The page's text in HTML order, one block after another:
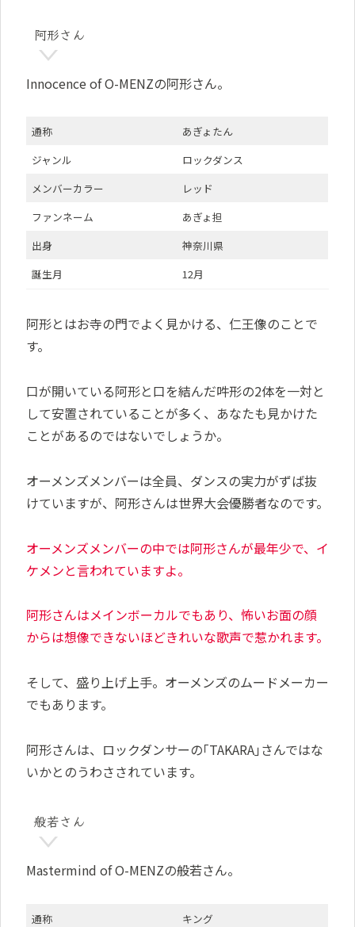
阿形さん
Innocence of O-MENZの阿形さん。
通称
あぎょたん
ジャンル
ロックダンス
メンバーカラー
レッド
ファンネーム
あぎょ担
出身
神奈川県
誕生月
12月
阿形とはお寺の門でよく見かける、仁王像のことで
す。
口が開いている阿形と口を結んだ吽形の2体を一対と
して安置されていることが多く、あなたも見かけた
ことがあるのではないでしょうか。
オーメンズメンバーは全員、ダンスの実力がずば抜
けていますが、阿形さんは世界大会優勝者なのです。
オーメンズメンバーの中では阿形さんが最年少で、イ
ケメンと言われていますよ。
阿形さんはメインボーカルでもあり、 怖いお面の顔
からは想像できないほどきれいな歌声で惹かれます。
そして、盛り上げ上手。オーメンズのムードメーカー
でもあります。
阿形さんは、ロックダンサーの｢TAKARA｣さんではな
いかとのうわさされています。
般若さん
Mastermind of O-MENZの般若さん。
通称
キング